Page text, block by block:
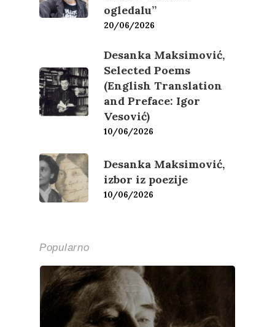
ogledalu”
20/06/2026
Desanka Maksimović,
Selected Poems
(English Translation
and Preface: Igor
Vesović)
10/06/2026
Desanka Maksimović,
izbor iz poezije
10/06/2026
Popularno